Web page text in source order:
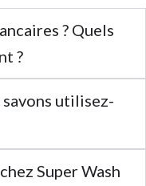
? Quels
?
utilisez-
Super Wash